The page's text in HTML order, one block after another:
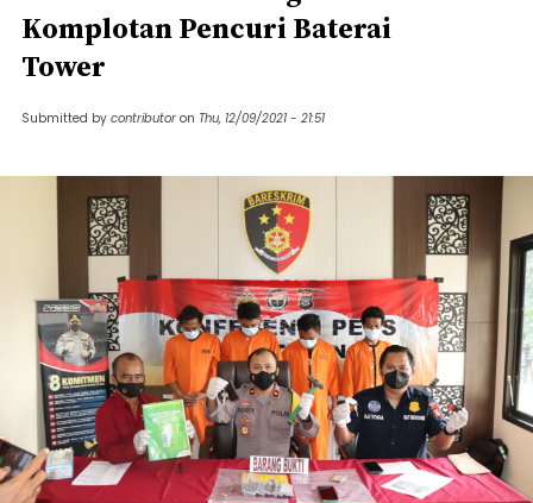
Komplotan Pencuri Baterai
Tower
Submitted by contributor on Thu, 12/09/2021 - 21:51